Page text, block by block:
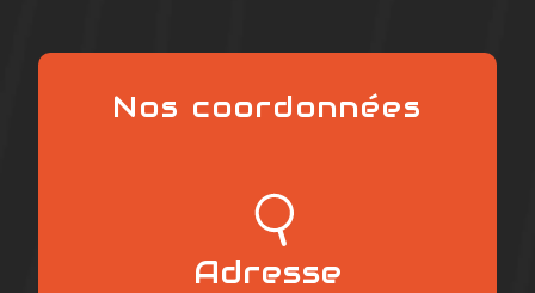
Nos coordonnées
Adresse